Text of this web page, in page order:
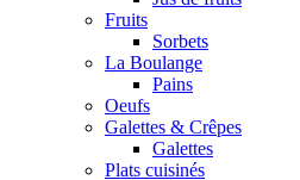
Fruits
Sorbets
La Boulange
Pains
Oeufs
Galettes & Crêpes
Galettes
Plats cuisinés